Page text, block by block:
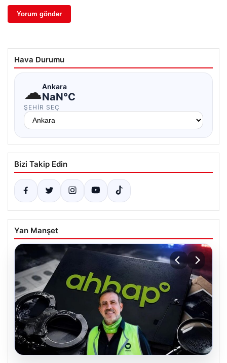
Hava Durumu
☁Ankara
NaN°C
ŞEHIR SEÇ
Bizi Takip Edin
Yan Manşet